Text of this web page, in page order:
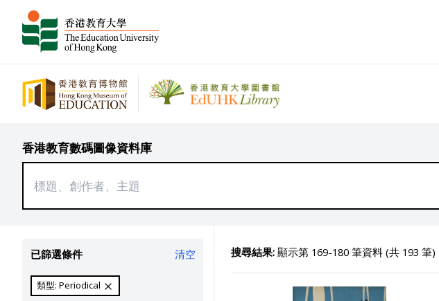
香港教育數碼圖像資料庫
已篩選條件 清空
類型: Periodical
搜尋結果:顯示第 169-180 筆資料 (共 193 筆)